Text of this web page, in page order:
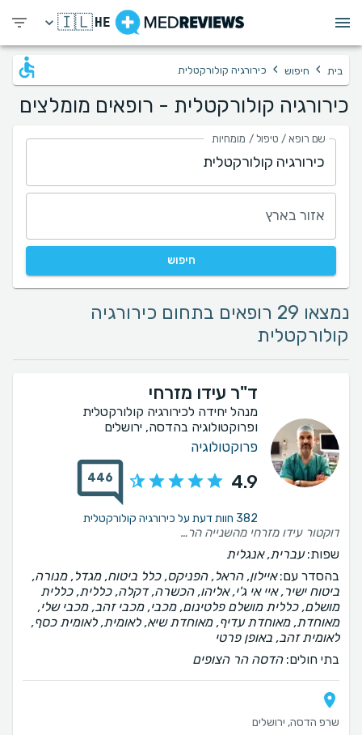
HE
🇮🇱
בית › חיפוש › כירורגיה קולורקטלית
כירורגיה קולורקטלית - רופאים מומלצים
שם רופא / טיפול / מומחיות
אזור בארץ
חיפוש
נמצאו 29 רופאים בתחום כירורגיה
קולורקטלית
ד"ר עידו מזרחי
מנהל יחידה לכירורגיה קולורקטלית
ופרוקטולוגיה בהדסה, ירושלים
פרוקטולוגיה
4.9
446
382 חוות דעת על כירורגיה קולורקטלית
דוקטור עידו מזרחי מהשנייה הראשונה שהייתי אצלו נותן הרגשה טובה עונה על כל שאלה מסביר על הכל כל כך יפה ולא מלחיץ הצוות שלו כולם ממש אחד אחד הניתוח עבר בשלום אין ידיים כאלה ממש ידיי ה׳ אין מילים חוץ מתודה לדוקטור מזרחי על ניתוח מושלם מרגיש כאילו נולדתי מחדש 🙏🙏❤️❤️❤️
שפות:עברית, אנגלית
בהסדר עם:איילון, הראל, הפניקס, כלל ביטוח, מגדל, מנורה,
ביטוח ישיר, איי אי ג'י, אליהו, הכשרה, דקלה, כללית, כללית
מושלם, כללית מושלם פלטינום, מכבי, מכבי זהב, מכבי שלי,
מאוחדת, מאוחדת עדיף, מאוחדת שיא, לאומית, לאומית כסף,
לאומית זהב, באופן פרטי
בתי חולים:הדסה הר הצופים
שרפ הדסה, ירושלים